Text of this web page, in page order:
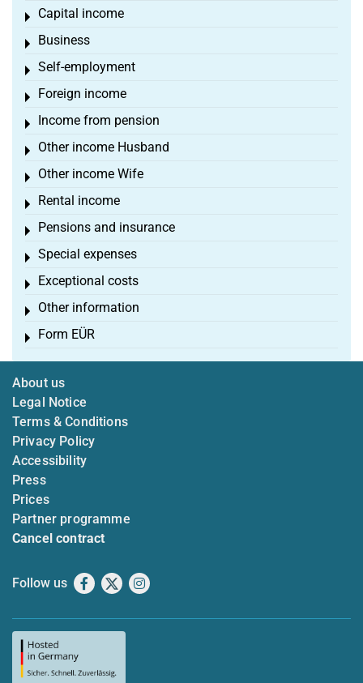
Capital income
Toggle menu
Business
Toggle menu
Self-employment
Toggle menu
Foreign income
Toggle menu
Income from pension
Toggle menu
Other income Husband
Toggle menu
Other income Wife
Toggle menu
Rental income
Toggle menu
Pensions and insurance
Toggle menu
Special expenses
Toggle menu
Exceptional costs
Toggle menu
Other information
Toggle menu
Form EÜR
Toggle menu
About us
Legal Notice
Terms & Conditions
Privacy Policy
Accessibility
Press
Prices
Partner programme
Cancel contract
Follow us Facebook
X Instagram